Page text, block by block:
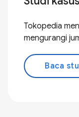
Tokopedia
mengurangi
Baca